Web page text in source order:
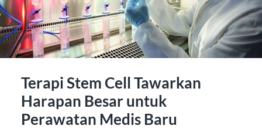
Terapi Stem Cell Tawarkan
Harapan Besar untuk
Perawatan Medis Baru